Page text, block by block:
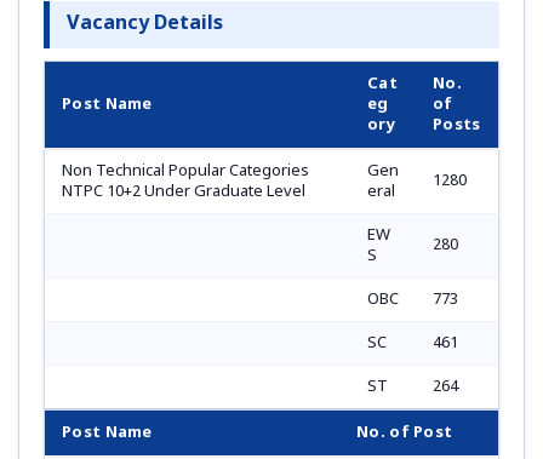
Vacancy Details
Post Name
Cat
eg
ory
No.
of
Posts
Non Technical Popular Categories
NTPC 10+2 Under Graduate Level
Gen
eral
1280
EW
S
280
OBC 773
SC 461
ST 264
Post Name No. of Post